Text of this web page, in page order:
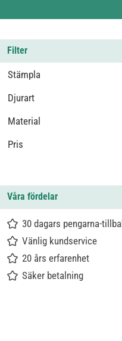
Filter
Stämpla
Djurart
Material
Pris
Våra fördelar
30 dagars pengarna-
Vänlig kundservice
20 års erfarenhet
Säker betalning